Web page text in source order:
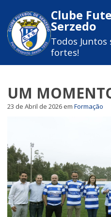
Clube
Serzedo
Todos
fortes!
UM
23 de Abril de 2026 em Formação